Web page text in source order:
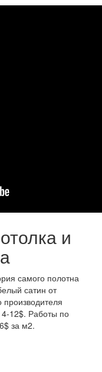
и
самого полотна
сатин от
производителя
4-12$. Работы по
за м2.